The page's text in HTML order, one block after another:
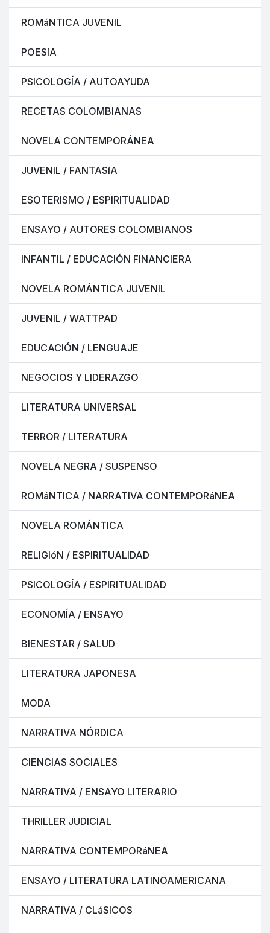
ROMáNTICA JUVENIL
POESíA
PSICOLOGÍA / AUTOAYUDA
RECETAS COLOMBIANAS
NOVELA CONTEMPORÁNEA
JUVENIL / FANTASíA
ESOTERISMO / ESPIRITUALIDAD
ENSAYO / AUTORES COLOMBIANOS
INFANTIL / EDUCACIÓN FINANCIERA
NOVELA ROMÁNTICA JUVENIL
JUVENIL / WATTPAD
EDUCACIÓN / LENGUAJE
NEGOCIOS Y LIDERAZGO
LITERATURA UNIVERSAL
TERROR / LITERATURA
NOVELA NEGRA / SUSPENSO
ROMáNTICA / NARRATIVA CONTEMPORáNEA
NOVELA ROMÁNTICA
RELIGIóN / ESPIRITUALIDAD
PSICOLOGÍA / ESPIRITUALIDAD
ECONOMÍA / ENSAYO
BIENESTAR / SALUD
LITERATURA JAPONESA
MODA
NARRATIVA NÓRDICA
CIENCIAS SOCIALES
NARRATIVA / ENSAYO LITERARIO
THRILLER JUDICIAL
NARRATIVA CONTEMPORáNEA
ENSAYO / LITERATURA LATINOAMERICANA
NARRATIVA / CLáSICOS